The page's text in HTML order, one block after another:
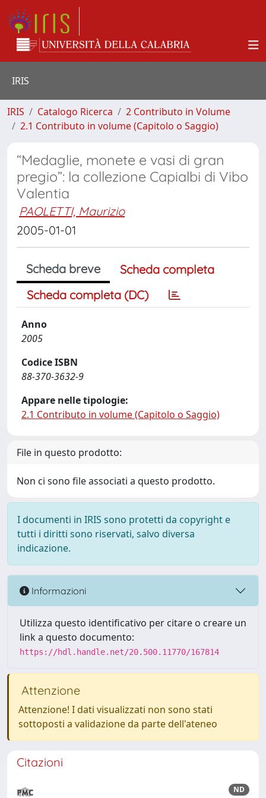
IRIS
IRIS Catalogo Ricerca
2 Contributo in Volume
2.1 Contributo in volume (Capitolo o Saggio)
“Medaglie, monete e vasi di gran
pregio”: la collezione Capialbi di Vibo
Valentia
PAOLETTI, Maurizio
2005-01-01
Scheda breve
Scheda completa
Scheda completa (DC)
Anno
2005
Codice ISBN
88-370-3632-9
Appare nelle tipologie:
2.1 Contributo in volume (Capitolo o Saggio)
File in questo prodotto:
Non ci sono file associati a questo prodotto.
I documenti in IRIS sono protetti da copyright e
tutti i diritti sono riservati, salvo diversa
indicazione.
Informazioni
Utilizza questo identificativo per citare o creare un
link a questo documento:
https://hdl.handle.net/20.500.11770/167814
Attenzione
Attenzione! I dati visualizzati non sono stati
sottoposti a validazione da parte dell'ateneo
Citazioni
ND